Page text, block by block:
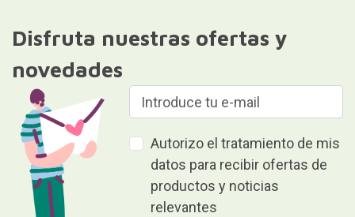
Disfruta nuestras ofertas y
novedades
Autorizo el tratamiento de mis
datos para recibir ofertas de
productos y noticias
relevantes